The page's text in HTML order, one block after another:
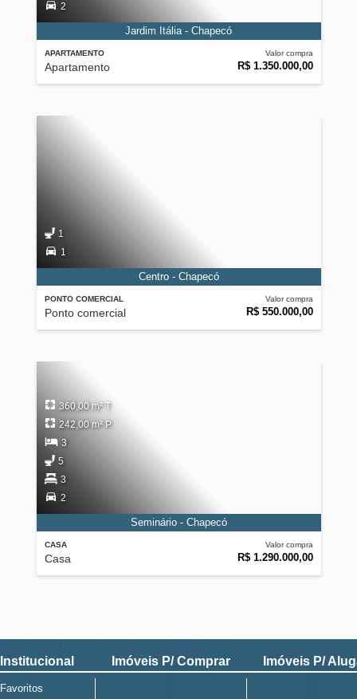
APARTAMENTO
Apartamento
Valor compra
R$ 1.350.000,00
2
Jardim Itália - Chapecó
PONTO COMERCIAL
Ponto comercial
Valor compra
R$ 550.000,00
1
1
Centro - Chapecó
CASA
Casa
Valor compra
R$ 1.290.000,00
360,00 m² T
242,00 m² P
3
5
3
2
Seminário - Chapecó
Institucional
Favoritos
Imóveis P/ Comprar Imóveis P/